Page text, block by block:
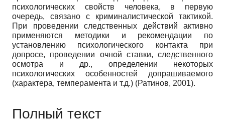
психологических свойств человека, в первую
очередь, связано с криминалистической тактикой.
При проведении следственных действий активно
применяются методики и рекомендации по
установлению психологического контакта при
допросе, проведении очной ставки, следственного
осмотра и др., определении некоторых
психологических особенностей допрашиваемого
(характера, темперамента и т.д.) (Ратинов, 2001).
Полный текст